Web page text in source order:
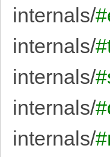
internals/
internals/
internals/
internals/
internals/